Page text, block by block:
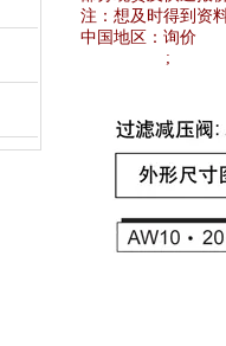
注：想及时得到资
中国地区： 询价
;